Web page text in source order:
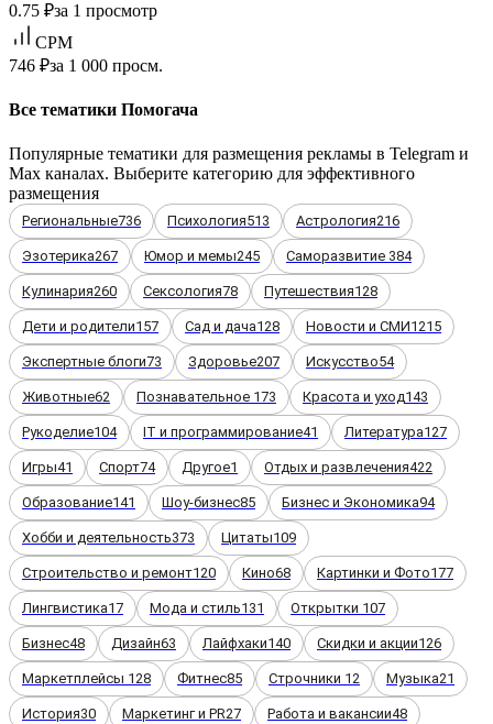
0.75 ₽за 1 просмотр
CPM
746 ₽за 1 000 просм.
Все тематики Помогача
Популярные тематики для размещения рекламы в Telegram и
Max каналах. Выберите категорию для эффективного
размещения
Региональные736 Психология513 Астрология216
Эзотерика267 Юмор и мемы245 Саморазвитие 384
Кулинария260 Сексология78 Путешествия128
Дети и родители157 Сад и дача128 Новости и СМИ1215
Экспертные блоги73 Здоровье207 Искусство54
Животные62 Познавательное 173 Красота и уход143
Рукоделие104 IT и программирование41 Литература127
Игры41 Спорт74 Другое1 Отдых и развлечения422
Образование141 Шоу-бизнес85 Бизнес и Экономика94
Хобби и деятельность373 Цитаты109
Строительство и ремонт120 Кино68 Картинки и Фото177
Лингвистика17 Мода и стиль131 Открытки 107
Бизнес48 Дизайн63 Лайфхаки140 Скидки и акции126
Маркетплейсы 128 Фитнес85 Строчники 12 Музыка21
История30 Маркетинг и PR27 Работа и вакансии48